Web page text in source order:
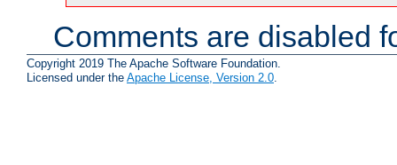
Comments are disabled
Copyright 2019 The Apache Software Foundation.
Licensed under the Apache License, Version 2.0.